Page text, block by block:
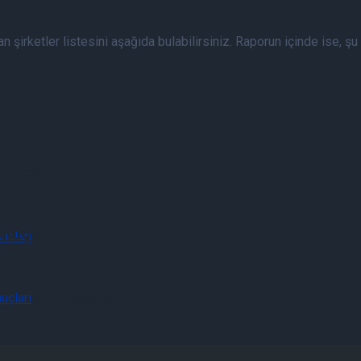
Güncelleme
şirketler listesini aşağıda bulabilirsiniz. Raporun içinde ise, şu